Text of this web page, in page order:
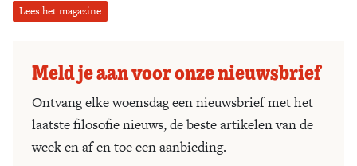
Lees het magazine
Meld je aan voor onze nieuwsbrief
Ontvang elke woensdag een nieuwsbrief met het
laatste filosofie nieuws, de beste artikelen van de
week en af en toe een aanbieding.